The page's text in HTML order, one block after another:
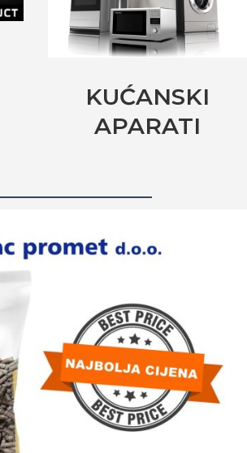
KUĆANSKI
APARATI